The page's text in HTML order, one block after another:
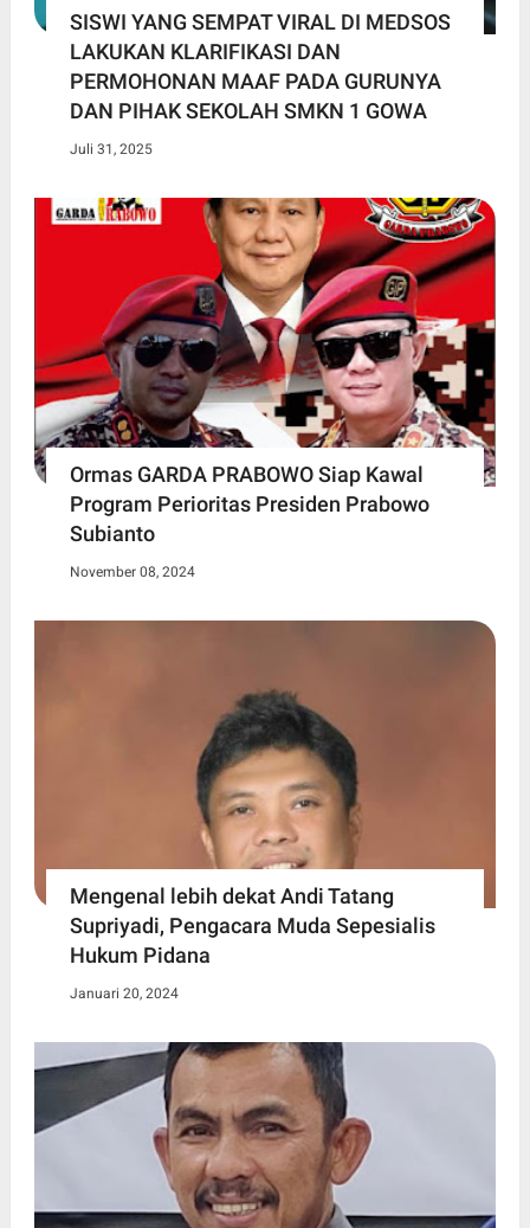
SISWI YANG SEMPAT VIRAL DI MEDSOS
LAKUKAN KLARIFIKASI DAN
PERMOHONAN MAAF PADA GURUNYA
DAN PIHAK SEKOLAH SMKN 1 GOWA
Juli 31, 2025
Ormas GARDA PRABOWO Siap Kawal
Program Perioritas Presiden Prabowo
Subianto
November 08, 2024
Mengenal lebih dekat Andi Tatang
Supriyadi, Pengacara Muda Sepesialis
Hukum Pidana
Januari 20, 2024